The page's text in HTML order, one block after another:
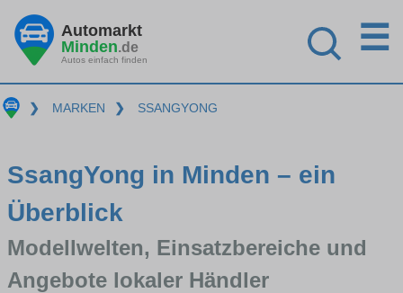
Automarkt
Minden.de
Autos einfach finden
☰
❯ MARKEN ❯ SSANGYONG
SsangYong in Minden – ein
Überblick
Modellwelten, Einsatzbereiche und
Angebote lokaler Händler